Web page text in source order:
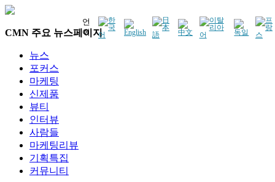
언
어
CMN 주요 뉴스페이지
뉴스
포커스
마케팅
신제품
뷰티
인터뷰
사람들
마케팅리뷰
기획특집
커뮤니티